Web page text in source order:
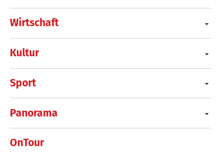
Wirtschaft
Kultur
Sport
Panorama
OnTour